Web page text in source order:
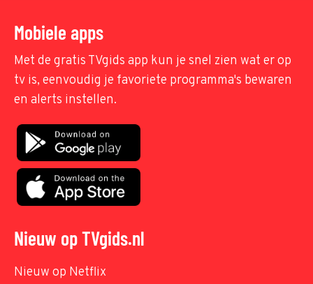
Mobiele apps
Met de gratis TVgids app kun je snel zien wat er op
tv is, eenvoudig je favoriete programma's bewaren
en alerts instellen.
Nieuw op TVgids.nl
Nieuw op Netflix